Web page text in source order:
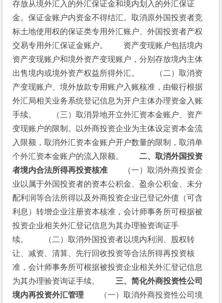
存放从境外汇入的外汇保证金和境内划入的外汇保证
金。保证金账户内资金不得结汇。取消原外国投资者竞
标土地使用权的保证类专用外汇账户、外国投资者产权
交易专用外汇保证金账户。　　资产变现账户包括境内
资产变现账户和境外资产变现账户，分别存放境内主体
出售境内或境外资产权益所得外汇。　　（二）取消资
产变现账户、境外放款专用账户入账核准，由银行根据
外汇局相关业务系统登记信息为开户主体办理资金入账
手续。　　（三）取消异地开立外汇资本金账户、资产
变现账户的限制。以外商投资企业为主体设定资本金流
入限额，取消外汇资本金账户开户数量的限制，取消单
个外汇资本金账户的流入限额。 二、取消外国投资
者境内合法所得再投资核准 （一）取消外商投资企
业以属于外国投资者的资本公积金、盈余公积金、未分
配利润等合法所得以及外商投资企业已登记外债（可含
利息）转增企业注册资本核准，会计师事务所可根据被
投资企业相关外汇登记信息为其办理验资询证手
续。　　（二）取消外国投资者以境内利润、股权转
让、减资、清算、先行回收投资等合法所得再投资核
准，会计师事务所可根据被投资企业相关外汇登记信息
为其办理验资询证手续。 三、简化外商投资性公司
境内再投资外汇管理 （一）取消外商投资性公司境